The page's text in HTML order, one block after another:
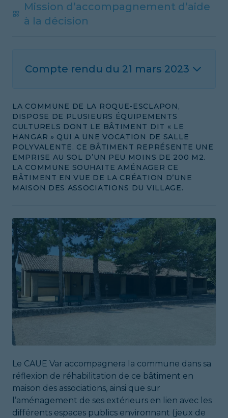
Mission d’accompagnement d’aide
à la décision
Compte rendu du 21 mars 2023
LA COMMUNE DE LA ROQUE-ESCLAPON,
DISPOSE DE PLUSIEURS ÉQUIPEMENTS
CULTURELS DONT LE BÂTIMENT DIT « LE
HANGAR » QUI A UNE VOCATION DE SALLE
POLYVALENTE. CE BÂTIMENT REPRÉSENTE UNE
EMPRISE AU SOL D’UN PEU MOINS DE 200 M2.
LA COMMUNE SOUHAITE AMÉNAGER CE
BÂTIMENT EN VUE DE LA CRÉATION D’UNE
MAISON DES ASSOCIATIONS DU VILLAGE.
Le CAUE Var accompagnera la commune dans sa
réflexion de réhabilitation de ce bâtiment en
maison des associations, ainsi que sur
l’aménagement de ses extérieurs en lien avec les
différents espaces publics environnant (jeux de